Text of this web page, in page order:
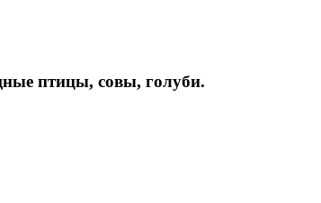
птицы, совы, голуби.